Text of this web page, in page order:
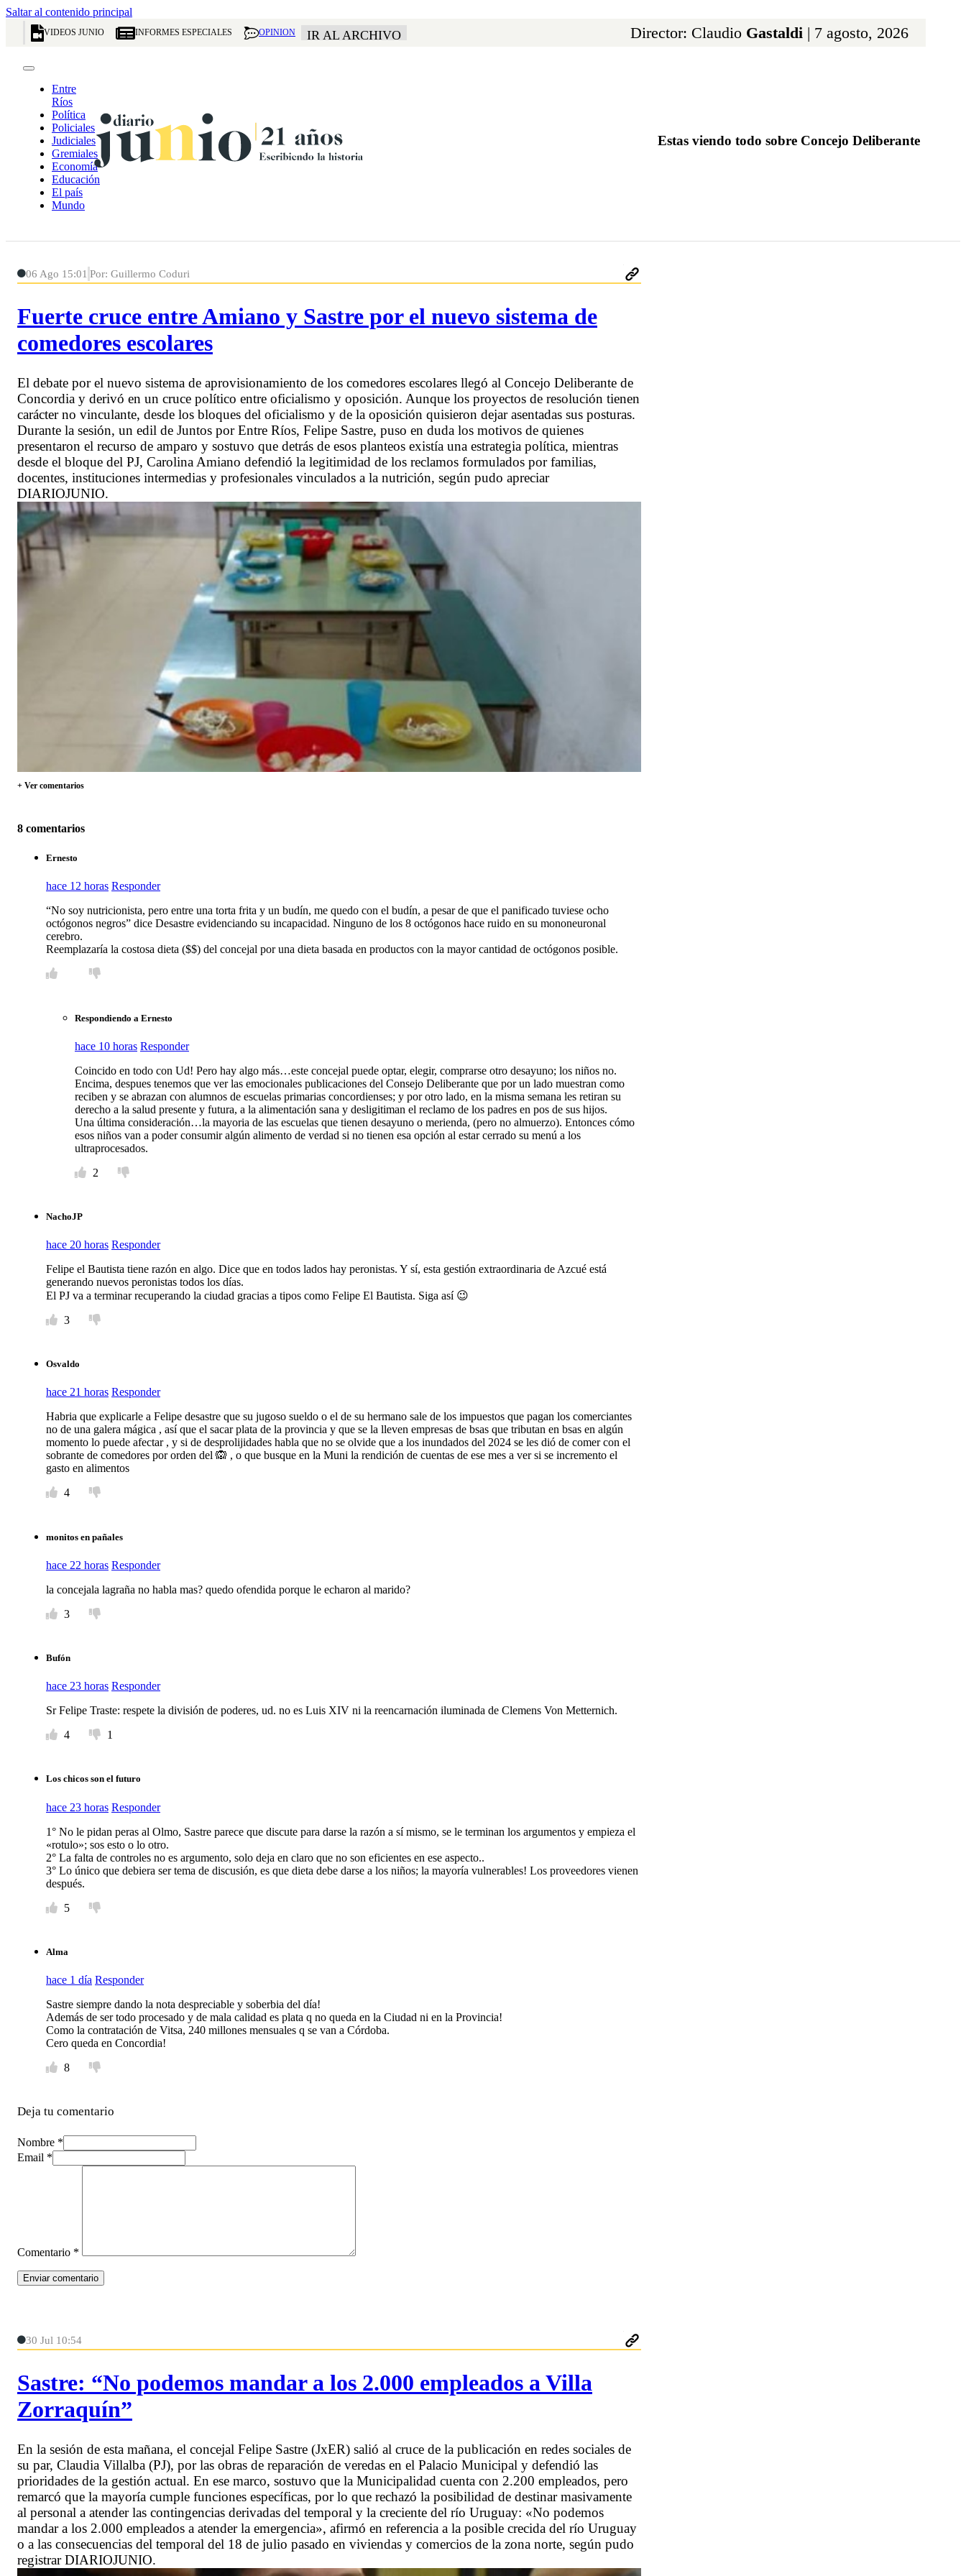
Saltar al contenido principal
VIDEOS JUNIO INFORMES ESPECIALES OPINION IR AL ARCHIVO Director: Claudio Gastaldi | 7 agosto, 2026
Entre
Ríos
Política
Policiales
Judiciales
Gremiales
Economía
Educación
El país
Mundo
Estas viendo todo sobre Concejo Deliberante
06 Ago 15:01 Por: Guillermo Coduri
Fuerte cruce entre Amiano y Sastre por el nuevo sistema de
comedores escolares
El debate por el nuevo sistema de aprovisionamiento de los comedores escolares llegó al Concejo Deliberante de
Concordia y derivó en un cruce político entre oficialismo y oposición. Aunque los proyectos de resolución tienen
carácter no vinculante, desde los bloques del oficialismo y de la oposición quisieron dejar asentadas sus posturas.
Durante la sesión, un edil de Juntos por Entre Ríos, Felipe Sastre, puso en duda los motivos de quienes
presentaron el recurso de amparo y sostuvo que detrás de esos planteos existía una estrategia política, mientras
desde el bloque del PJ, Carolina Amiano defendió la legitimidad de los reclamos formulados por familias,
docentes, instituciones intermedias y profesionales vinculados a la nutrición, según pudo apreciar
DIARIOJUNIO.
+ Ver comentarios
8 comentarios
Ernesto
hace 12 horas Responder
“No soy nutricionista, pero entre una torta frita y un budín, me quedo con el budín, a pesar de que el panificado tuviese ocho
octógonos negros” dice Desastre evidenciando su incapacidad. Ninguno de los 8 octógonos hace ruido en su mononeuronal
cerebro.
Reemplazaría la costosa dieta ($$) del concejal por una dieta basada en productos con la mayor cantidad de octógonos posible.
Respondiendo a Ernesto
hace 10 horas Responder
Coincido en todo con Ud! Pero hay algo más…este concejal puede optar, elegir, comprarse otro desayuno; los niños no.
Encima, despues tenemos que ver las emocionales publicaciones del Consejo Deliberante que por un lado muestran como
reciben y se abrazan con alumnos de escuelas primarias concordienses; y por otro lado, en la misma semana les retiran su
derecho a la salud presente y futura, a la alimentación sana y desligitiman el reclamo de los padres en pos de sus hijos.
Una última consideración…la mayoria de las escuelas que tienen desayuno o merienda, (pero no almuerzo). Entonces cómo
esos niños van a poder consumir algún alimento de verdad si no tienen esa opción al estar cerrado su menú a los
ultraprocesados.
2
NachoJP
hace 20 horas Responder
Felipe el Bautista tiene razón en algo. Dice que en todos lados hay peronistas. Y sí, esta gestión extraordinaria de Azcué está
generando nuevos peronistas todos los días.
El PJ va a terminar recuperando la ciudad gracias a tipos como Felipe El Bautista. Siga así 😉
3
Osvaldo
hace 21 horas Responder
Habria que explicarle a Felipe desastre que su jugoso sueldo o el de su hermano sale de los impuestos que pagan los comerciantes
no de una galera mágica , así que el sacar plata de la provincia y que se la lleven empresas de bsas que tributan en bsas en algún
momento lo puede afectar , y si de desprolijidades habla que no se olvide que a los inundados del 2024 se les dió de comer con el
sobrante de comedores por orden del 🙉 , o que busque en la Muni la rendición de cuentas de ese mes a ver si se incremento el
gasto en alimentos
4
monitos en pañales
hace 22 horas Responder
la concejala lagraña no habla mas? quedo ofendida porque le echaron al marido?
3
Bufón
hace 23 horas Responder
Sr Felipe Traste: respete la división de poderes, ud. no es Luis XIV ni la reencarnación iluminada de Clemens Von Metternich.
4
1
Los chicos son el futuro
hace 23 horas Responder
1° No le pidan peras al Olmo, Sastre parece que discute para darse la razón a sí mismo, se le terminan los argumentos y empieza el
«rotulo»; sos esto o lo otro.
2° La falta de controles no es argumento, solo deja en claro que no son eficientes en ese aspecto..
3° Lo único que debiera ser tema de discusión, es que dieta debe darse a los niños; la mayoría vulnerables! Los proveedores vienen
después.
5
Alma
hace 1 día Responder
Sastre siempre dando la nota despreciable y soberbia del día!
Además de ser todo procesado y de mala calidad es plata q no queda en la Ciudad ni en la Provincia!
Como la contratación de Vitsa, 240 millones mensuales q se van a Córdoba.
Cero queda en Concordia!
8
Deja tu comentario
Nombre *
Email *
Comentario *
30 Jul 10:54
Sastre: “No podemos mandar a los 2.000 empleados a Villa
Zorraquín”
En la sesión de esta mañana, el concejal Felipe Sastre (JxER) salió al cruce de la publicación en redes sociales de
su par, Claudia Villalba (PJ), por las obras de reparación de veredas en el Palacio Municipal y defendió las
prioridades de la gestión actual. En ese marco, sostuvo que la Municipalidad cuenta con 2.200 empleados, pero
remarcó que la mayoría cumple funciones específicas, por lo que rechazó la posibilidad de destinar masivamente
al personal a atender las contingencias derivadas del temporal y la creciente del río Uruguay: «No podemos
mandar a los 2.000 empleados a atender la emergencia», afirmó en referencia a la posible crecida del río Uruguay
o a las consecuencias del temporal del 18 de julio pasado en viviendas y comercios de la zona norte, según pudo
registrar DIARIOJUNIO.